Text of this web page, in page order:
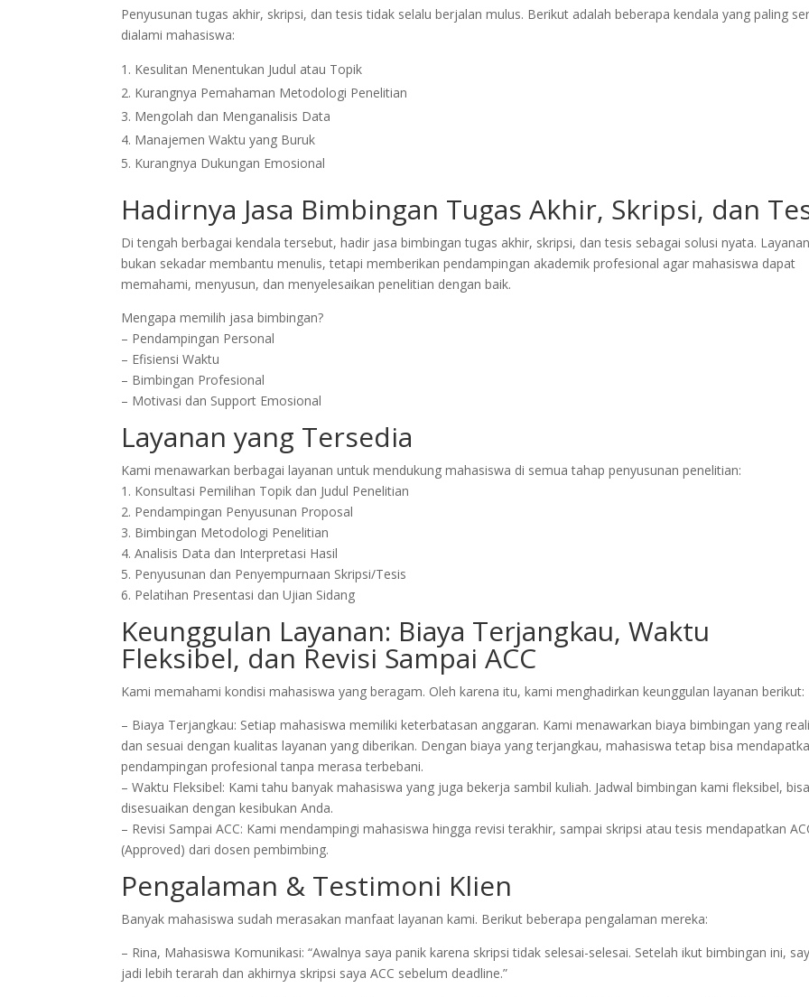
Penyusunan tugas akhir, skripsi, dan tesis tidak selalu berjalan mulus. Berikut adalah beberapa kendala yang paling
dialami mahasiswa:
Kesulitan Menentukan Judul atau Topik
Kurangnya Pemahaman Metodologi Penelitian
Mengolah dan Menganalisis Data
Manajemen Waktu yang Buruk
Kurangnya Dukungan Emosional
Hadirnya Jasa Bimbingan Tugas Akhir, Skripsi, dan
Di tengah berbagai kendala tersebut, hadir jasa bimbingan tugas akhir, skripsi, dan tesis sebagai solusi nyata.
bukan sekadar membantu menulis, tetapi memberikan pendampingan akademik profesional agar mahasiswa dapat
memahami, menyusun, dan menyelesaikan penelitian dengan baik.
Mengapa memilih jasa bimbingan?
– Pendampingan Personal
– Efisiensi Waktu
– Bimbingan Profesional
– Motivasi dan Support Emosional
Layanan yang Tersedia
Kami menawarkan berbagai layanan untuk mendukung mahasiswa di semua tahap penyusunan penelitian:
1. Konsultasi Pemilihan Topik dan Judul Penelitian
2. Pendampingan Penyusunan Proposal
3. Bimbingan Metodologi Penelitian
4. Analisis Data dan Interpretasi Hasil
5. Penyusunan dan Penyempurnaan Skripsi/Tesis
6. Pelatihan Presentasi dan Ujian Sidang
Keunggulan Layanan: Biaya Terjangkau, Waktu
Fleksibel, dan Revisi Sampai ACC
Kami memahami kondisi mahasiswa yang beragam. Oleh karena itu, kami menghadirkan keunggulan layanan berikut:
– Biaya Terjangkau: Setiap mahasiswa memiliki keterbatasan anggaran. Kami menawarkan biaya bimbingan yang
dan sesuai dengan kualitas layanan yang diberikan. Dengan biaya yang terjangkau, mahasiswa tetap bisa
pendampingan profesional tanpa merasa terbebani.
– Waktu Fleksibel: Kami tahu banyak mahasiswa yang juga bekerja sambil kuliah. Jadwal bimbingan kami fleksibel, bisa
disesuaikan dengan kesibukan Anda.
– Revisi Sampai ACC: Kami mendampingi mahasiswa hingga revisi terakhir, sampai skripsi atau tesis mendapatkan
(Approved) dari dosen pembimbing.
Pengalaman & Testimoni Klien
Banyak mahasiswa sudah merasakan manfaat layanan kami. Berikut beberapa pengalaman mereka:
– Rina, Mahasiswa Komunikasi: “Awalnya saya panik karena skripsi tidak selesai-selesai. Setelah ikut bimbingan ini,
jadi lebih terarah dan akhirnya skripsi saya ACC sebelum deadline.”